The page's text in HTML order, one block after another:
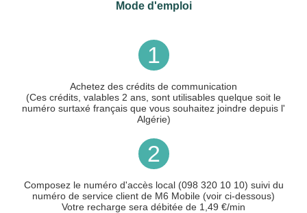
Mode d'emploi
1
Achetez des crédits de communication
(Ces crédits, valables 2 ans, sont utilisables quelque soit le
numéro surtaxé français que vous souhaitez joindre depuis l'
Algérie)
2
Composez le numéro d'accès local (098 320 10 10) suivi du
numéro de service client de M6 Mobile (voir ci-dessous)
Votre recharge sera débitée de 1,49 €/min